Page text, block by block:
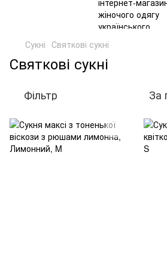
Сукні Святкові сукні
Святкові сукні
Фільтр За